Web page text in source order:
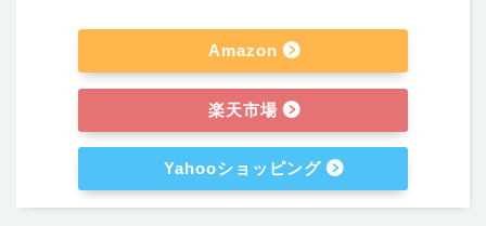
Amazon
楽天市場
Yahooショッピング